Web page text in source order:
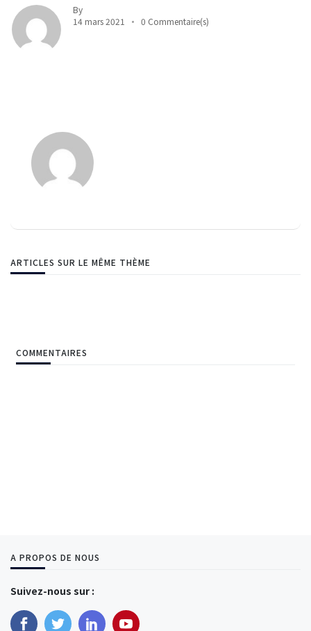
By
14 mars 2021
0 Commentaire(s)
ARTICLES SUR LE MÊME THÈME
COMMENTAIRES
A PROPOS DE NOUS
Suivez-nous sur :